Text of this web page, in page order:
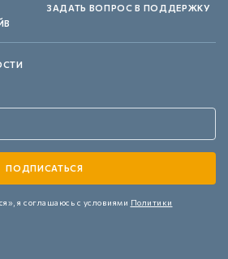
ЗАДАТЬ ВОПРОС В ПОДДЕРЖКУ
я соглашаюсь с условиями Политики